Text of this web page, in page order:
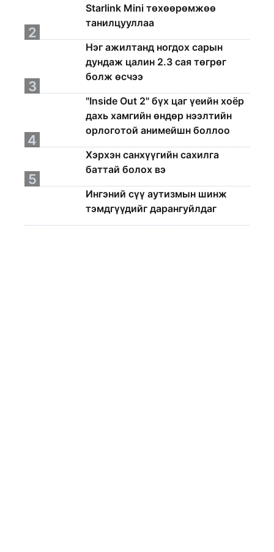
Starlink Mini төхөөрөмжөө
танилцууллаа
2
Нэг ажилтанд ногдох сарын
дундаж цалин 2.3 сая төгрөг
болж өсчээ
3
"Inside Out 2" бүх цаг үеийн хоёр
дахь хамгийн өндөр нээлтийн
орлоготой анимейшн боллоо
4
Хэрхэн санхүүгийн сахилга
баттай болох вэ
5
Ингэний сүү аутизмын шинж
тэмдгүүдийг дарангуйлдаг